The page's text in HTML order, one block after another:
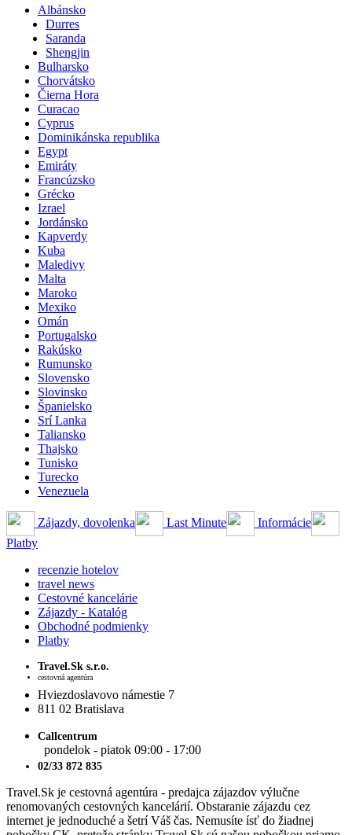
Albánsko
Durres
Saranda
Shengjin
Bulharsko
Chorvátsko
Čierna Hora
Curacao
Cyprus
Dominikánska republika
Egypt
Emiráty
Francúzsko
Grécko
Izrael
Jordánsko
Kapverdy
Kuba
Maledivy
Malta
Maroko
Mexiko
Omán
Portugalsko
Rakúsko
Rumunsko
Slovensko
Slovinsko
Španielsko
Srí Lanka
Taliansko
Thajsko
Tunisko
Turecko
Venezuela
Zájazdy, dovolenka Last Minute
Informácie
Platby
recenzie hotelov
travel news
Cestovné kancelárie
Zájazdy - Katalóg
Obchodné podmienky
Platby
Travel.Sk s.r.o.
cestovná agentúra
Hviezdoslavovo námestie 7
811 02 Bratislava
Callcentrum
pondelok - piatok 09:00 - 17:00
02/33 872 835
Travel.Sk je cestovná agentúra - predajca zájazdov výlučne
renomovaných cestovných kancelárií. Obstaranie zájazdu cez
internet je jednoduché a šetrí Váš čas. Nemusíte ísť do žiadnej